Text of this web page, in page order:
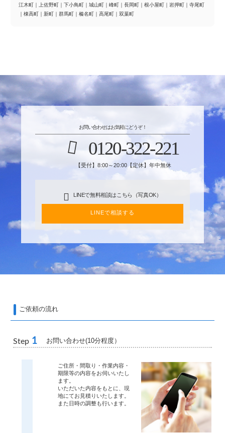
江木町
上佐野町 下小鳥町 城山町 峰町 長岡町 根小屋町 岩押町
寺尾町
棟高町 新町 群馬町 榛名町 高尾町 双葉町
お問い合わせはお気軽にどうぞ！
0120-322-221
【受付】8:00～20:00【定休】年中無休
LINEで無料相談はこちら（写真OK）
LINEで相談する
ご依頼の流れ
Step 1 お問い合わせ(10分程度）
ご住所・間取り・作業内容・
期限等の内容をお伺いいたし
ます。
いただいた内容をもとに、現
地にてお見積りいたします。
また日時の調整も行います。